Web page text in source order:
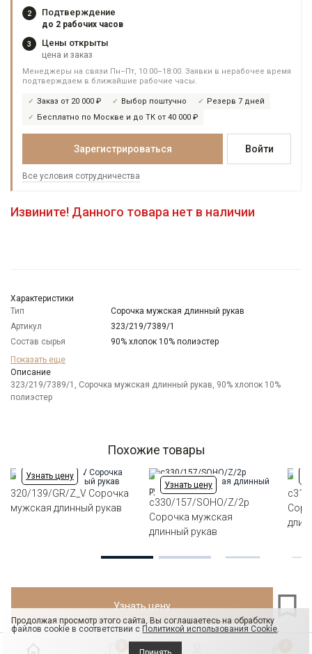
2 Подтверждение
до 2 рабочих часов
3 Цены открыты
цена и заказ
Менеджеры на связи Пн–Пт, 10:00–18:00. Заявки в нерабочее время
подтверждаем в ближайшие рабочие часы.
Заказ от 20 000 ₽ Выбор поштучно
Резерв 7 дней
Бесплатно по Москве и до ТК от 40 000 ₽
Зарегистрироваться Войти
Все условия сотрудничества
Извините! Данного товара нет в наличии
Характеристики
Тип
Сорочка мужская длинный рукав
Артикул
323/219/7389/1
Состав сырья
90% хлопок 10% полиэстер
Модель
Цвет
Отделка
Сорочки: внутренняя стойка воротника и
отсутствует
Показать еще
Описание
323/219/7389/1, Сорочка мужская длинный рукав, 90% хлопок 10%
полиэстер
Похожие товары
Узнать цену
320/139/GR/Z_V Сорочка
мужская длинный рукав
Узнать цену
c330/157/SOHO/Z/2p
Сорочка мужская
длинный рукав
Узнать цену
Продолжая просмотр этого сайта, Вы соглашаетесь на обработку
файлов cookie в соответствии с Политикой использования Cookie.